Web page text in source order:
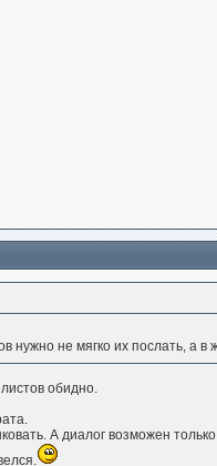
не мягко их послать, а
обидно.
А диалог возможен